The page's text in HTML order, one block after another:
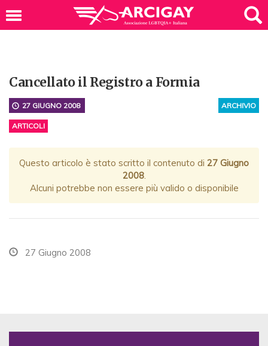
Cancellato il Registro a Formia
ARCHIVIO
27 GIUGNO 2008
ARTICOLI
Questo articolo è stato scritto il contenuto di 27 Giugno
2008.
Alcuni potrebbe non essere più valido o disponibile
27 Giugno 2008